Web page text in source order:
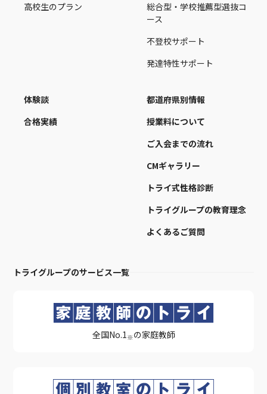
高校生のプラン
総合型・学校推薦型選抜コ
ース
不登校サポート
発達特性サポート
体験談
合格実績
都道府県別情報
授業料について
ご入会までの流れ
CMギャラリー
トライ式性格診断
トライグループの教育理念
よくあるご質問
トライグループのサービス一覧
全国No.1 ※ の家庭教師